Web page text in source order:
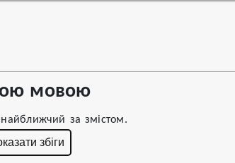
мовою
за змістом.
збіги